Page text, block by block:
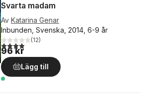
Svarta madam
Av Katarina Genar
Inbunden, Svenska, 2014, 6-9 år
3,9utav 5 stjärnor. Totalt antal röster:
(12)
96 kr
Lägg till